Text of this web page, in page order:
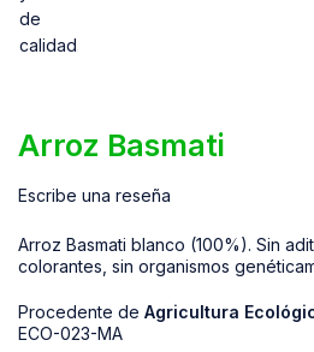
Arroz Basmati
Escribe una reseña
Arroz Basmati blanco (100%). Sin
colorantes, sin organismos
Procedente de Agricultura
ECO-023-MA